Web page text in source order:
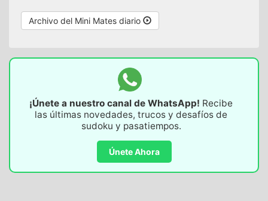
Archivo del Mini Mates diario
¡Únete a nuestro canal de WhatsApp! Recibe
las últimas novedades, trucos y desafíos de
sudoku y pasatiempos.
Únete Ahora